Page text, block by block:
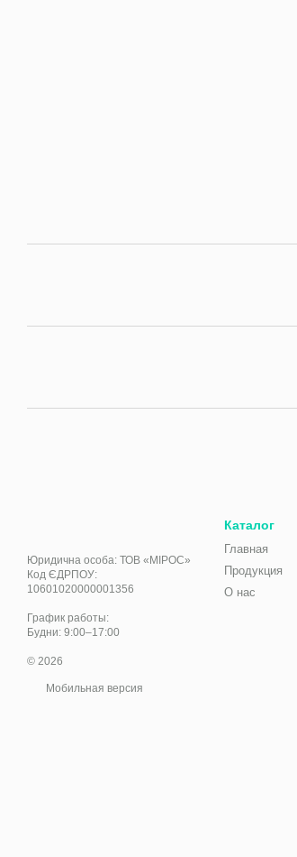
Юридична особа: ТОВ «МІРОС»
Код ЄДРПОУ:
10601020000001356
График работы:
Будни: 9:00–17:00
© 2026
Мобильная версия
Каталог
Главная
Продукция
О нас